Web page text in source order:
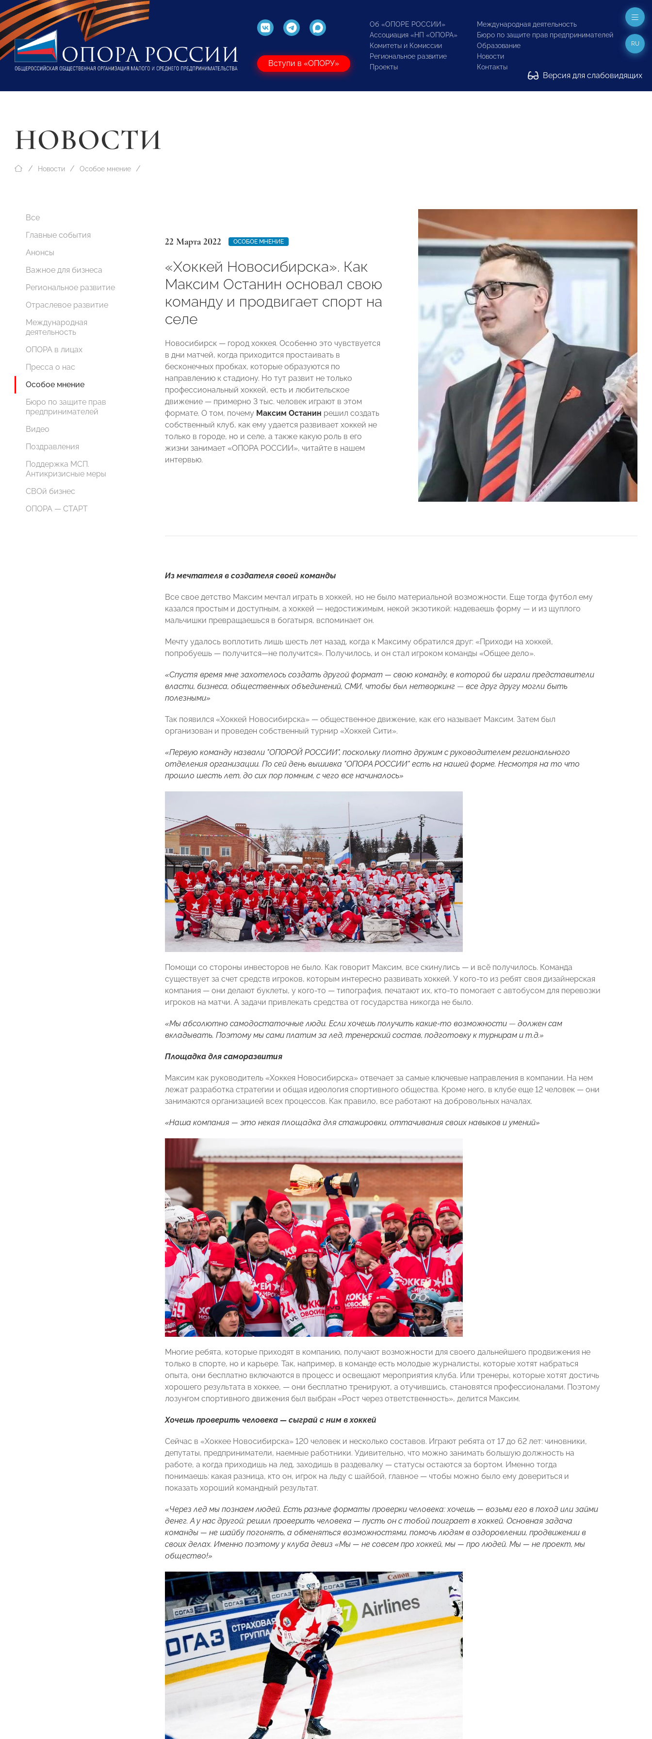
Вступи в «ОПОРУ»
Об «ОПОРЕ РОССИИ»
Ассоциация «НП «ОПОРА»
Комитеты и Комиссии
Региональное развитие
Проекты
Международная деятельность
Бюро по защите прав предпринимателей
Образование
Новости
Контакты
Версия для слабовидящих
RU
НОВОСТИ
Новости Особое мнение
Все
Главные события
Анонсы
Важное для бизнеса
Региональное развитие
Отраслевое развитие
Международная
деятельность
ОПОРА в лицах
Пресса о нас
Особое мнение
Бюро по защите прав
предпринимателей
Видео
Поздравления
Поддержка МСП.
Антикризисные меры
СВОй бизнес
ОПОРА — СТАРТ
22 Марта 2022 ОСОБОЕ МНЕНИЕ
«Хоккей Новосибирска». Как
Максим Останин основал свою
команду и продвигает спорт на
селе
Новосибирск — город хоккея. Особенно это чувствуется
в дни матчей, когда приходится простаивать в
бесконечных пробках, которые образуются по
направлению к стадиону. Но тут развит не только
профессиональный хоккей, есть и любительское
движение — примерно 3 тыс. человек играют в этом
формате. О том, почему Максим Останин решил создать
собственный клуб, как ему удается развивает хоккей не
только в городе, но и селе, а также какую роль в его
жизни занимает «ОПОРА РОССИИ», читайте в нашем
интервью.
Из мечтателя в создателя своей команды
Все свое детство Максим мечтал играть в хоккей, но не было материальной возможности. Еще тогда футбол ему
казался простым и доступным, а хоккей — недостижимым, некой экзотикой: надеваешь форму — и из щуплого
мальчишки превращаешься в богатыря, вспоминает он.
Мечту удалось воплотить лишь шесть лет назад, когда к Максиму обратился друг: «Приходи на хоккей,
попробуешь — получится—не получится». Получилось, и он стал игроком команды «Общее дело».
«Спустя время мне захотелось создать другой формат — свою команду, в которой бы играли представители
власти, бизнеса, общественных объединений, СМИ, чтобы был нетворкинг — все друг другу могли быть
полезными»
Так появился «Хоккей Новосибирска» — общественное движение, как его называет Максим. Затем был
организован и проведен собственный турнир «Хоккей Сити».
«Первую команду назвали "ОПОРОЙ РОССИИ", поскольку плотно дружим с руководителем регионального
отделения организации. По сей день вышивка "ОПОРА РОССИИ" есть на нашей форме. Несмотря на то что
прошло шесть лет, до сих пор помним, с чего все начиналось»
Помощи со стороны инвесторов не было. Как говорит Максим, все скинулись — и всё получилось. Команда
существует за счет средств игроков, которым интересно развивать хоккей. У кого-то из ребят своя дизайнерская
компания — они делают буклеты, у кого-то — типография, печатают их, кто-то помогает с автобусом для перевозки
игроков на матчи. А задачи привлекать средства от государства никогда не было.
«Мы абсолютно самодостаточные люди. Если хочешь получить какие-то возможности — должен сам
вкладывать. Поэтому мы сами платим за лед, тренерский состав, подготовку к турнирам и т.д.»
Площадка для саморазвития
Максим как руководитель «Хоккея Новосибирска» отвечает за самые ключевые направления в компании. На нем
лежат разработка стратегии и общая идеология спортивного общества. Кроме него, в клубе еще 12 человек — они
занимаются организацией всех процессов. Как правило, все работают на добровольных началах.
«Наша компания — это некая площадка для стажировки, оттачивания своих навыков и умений»
Многие ребята, которые приходят в компанию, получают возможности для своего дальнейшего продвижения не
только в спорте, но и карьере. Так, например, в команде есть молодые журналисты, которые хотят набраться
опыта, они бесплатно включаются в процесс и освещают мероприятия клуба. Или тренеры, которые хотят достичь
хорошего результата в хоккее, — они бесплатно тренируют, а отучившись, становятся профессионалами. Поэтому
лозунгом спортивного движения был выбран «Рост через ответственность», делится Максим.
Хочешь проверить человека — сыграй с ним в хоккей
Сейчас в «Хоккее Новосибирска» 120 человек и несколько составов. Играют ребята от 17 до 62 лет: чиновники,
депутаты, предприниматели, наемные работники. Удивительно, что можно занимать большую должность на
работе, а когда приходишь на лед, заходишь в раздевалку — статусы остаются за бортом. Именно тогда
понимаешь: какая разница, кто он, игрок на льду с шайбой, главное — чтобы можно было ему довериться и
показать хороший командный результат.
«Через лед мы познаем людей. Есть разные форматы проверки человека: хочешь — возьми его в поход или займи
денег. А у нас другой: решил проверить человека — пусть он с тобой поиграет в хоккей. Основная задача
команды — не шайбу погонять, а обменяться возможностями, помочь людям в оздоровлении, продвижении в
своих делах. Именно поэтому у клуба девиз «Мы — не совсем про хоккей, мы — про людей. Мы — не проект, мы
общество!»